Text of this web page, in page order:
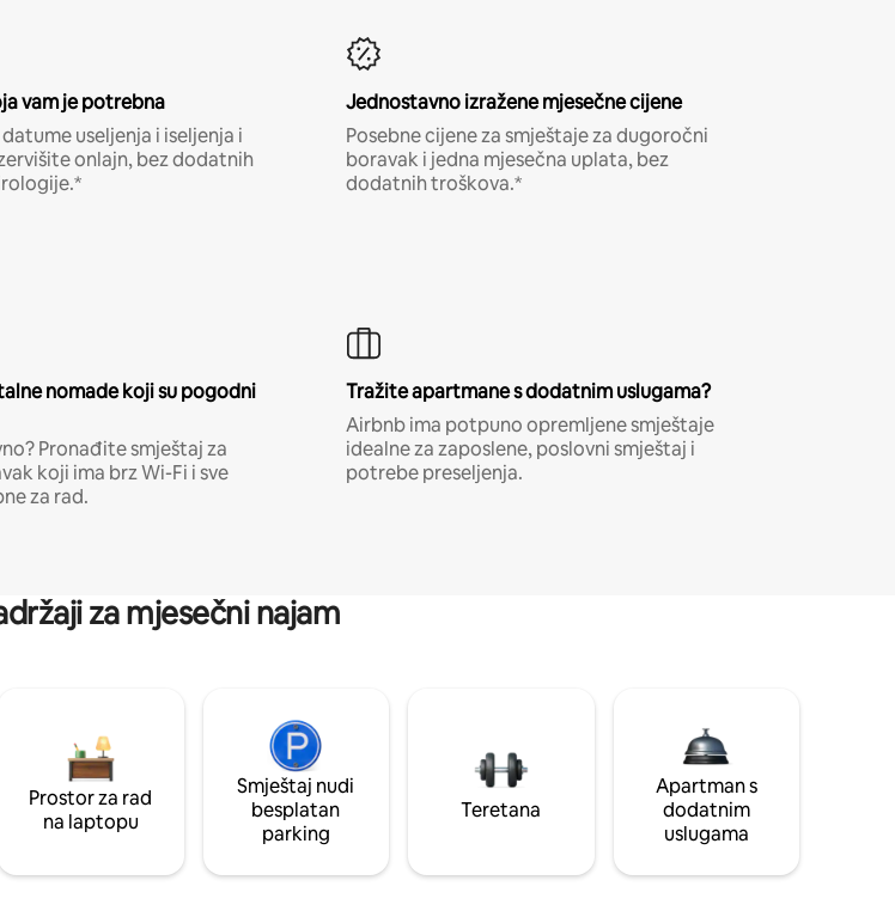
vam je potrebna
useljenja i iseljenja i
onlajn, bez dodatnih
Jednostavno izražene mjesečne cijene
Posebne cijene za smještaje za dugoročni
boravak i jedna mjesečna uplata, bez
dodatnih troškova.*
nomade koji su pogodni
Pronađite smještaj za
koji ima brz Wi-Fi i sve
za rad.
Tražite apartmane s dodatnim uslugama?
Airbnb ima potpuno opremljene smještaje
idealne za zaposlene, poslovni smještaj i
potrebe preseljenja.
za mjesečni najam
Prostor za rad
na laptopu
Smještaj nudi
besplatan
parking
Teretana
Apartman s
dodatnim
uslugama